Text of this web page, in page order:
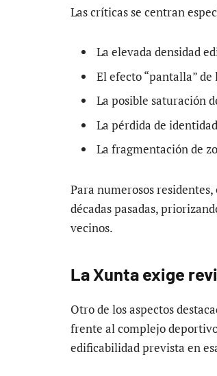
Las críticas se centran
La elevada densidad
El efecto “pantalla” de
La posible saturación
La pérdida de
La fragmentación de
Para numerosos
décadas pasadas,
vecinos.
La Xunta exige
Otro de los aspectos
frente al complejo
edificabilidad prevista en